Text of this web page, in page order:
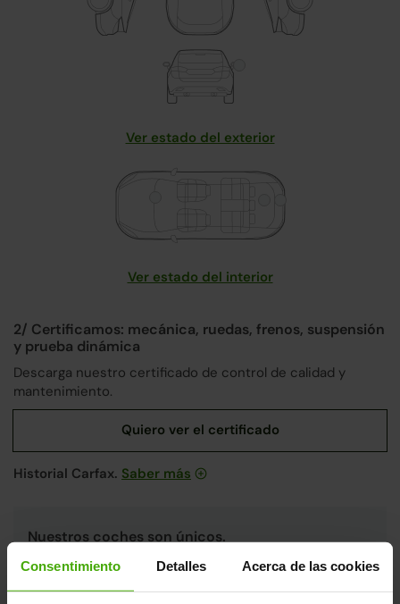
Consentimiento Detalles Acerca de las cookies
Ver estado del exterior
Ver estado del interior
2/ Certificamos: mecánica, ruedas, frenos, suspensión
y prueba dinámica
Descarga nuestro certificado de control de calidad y
mantenimiento.
Historial Carfax. Saber más
Nuestros coches son únicos.
Cada coche pasa por un riguroso proceso de revisión
integral en nuestrasfábricas de Madrid y Valencia
únicas en España, aplicando los más altos estándares